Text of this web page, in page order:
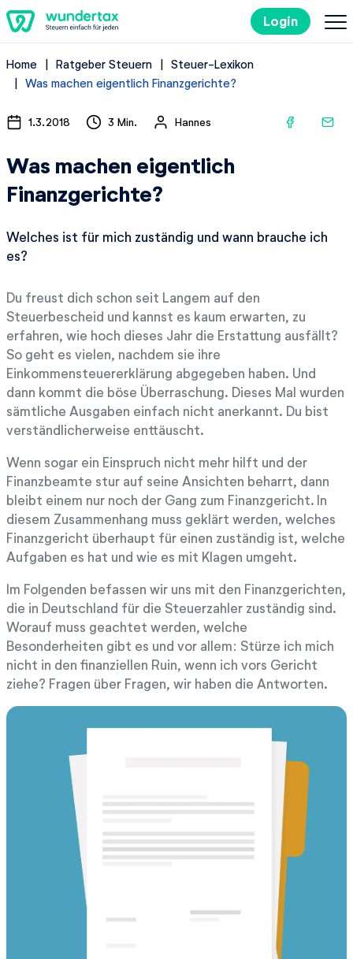
Login
So geht's
Kosten
Steuertipps
Steuer-Lexikon
Home Ratgeber Steuern
Steuer-Lexikon
Was machen eigentlich Finanzgerichte?
1.3.2018 3 Min. Hannes
Was machen eigentlich
Finanzgerichte?
Welches ist für mich zuständig und wann brauche ich
es?
Du freust dich schon seit Langem auf den
Steuerbescheid und kannst es kaum erwarten, zu
erfahren, wie hoch dieses Jahr die Erstattung ausfällt?
So geht es vielen, nachdem sie ihre
Einkommensteuererklärung abgegeben haben. Und
dann kommt die böse Überraschung. Dieses Mal wurden
sämtliche Ausgaben einfach nicht anerkannt. Du bist
verständlicherweise enttäuscht.
Wenn sogar ein Einspruch nicht mehr hilft und der
Finanzbeamte stur auf seine Ansichten beharrt, dann
bleibt einem nur noch der Gang zum Finanzgericht. In
diesem Zusammenhang muss geklärt werden, welches
Finanzgericht überhaupt für einen zuständig ist, welche
Aufgaben es hat und wie es mit Klagen umgeht.
Im Folgenden befassen wir uns mit den Finanzgerichten,
die in Deutschland für die Steuerzahler zuständig sind.
Worauf muss geachtet werden, welche
Besonderheiten gibt es und vor allem: Stürze ich mich
nicht in den finanziellen Ruin, wenn ich vors Gericht
ziehe? Fragen über Fragen, wir haben die Antworten.